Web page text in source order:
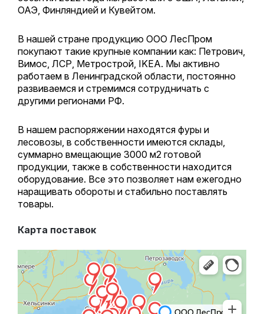
ОАЭ, Финляндией и Кувейтом.
В нашей стране продукцию ООО ЛесПром
покупают такие крупные компании как: Петрович,
Вимос, ЛСР, Метрострой, IKEA. Мы активно
работаем в Ленинградской области, постоянно
развиваемся и стремимся сотрудничать с
другими регионами РФ.
В нашем распоряжении находятся фуры и
лесовозы, в собственности имеются склады,
суммарно вмещающие 3000 м2 готовой
продукции, также в собственности находится
оборудование. Все это позволяет нам ежегодно
наращивать обороты и стабильно поставлять
товары.
Карта поставок